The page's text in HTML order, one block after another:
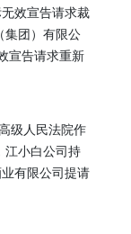
效宣告请求裁
集团）有限公
宣告请求重新
级人民法院作
江小白公司持
有限公司提请